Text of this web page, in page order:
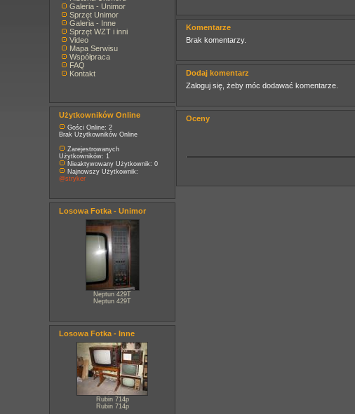
Galeria - Unimor
Sprzęt Unimor
Galeria - Inne
Sprzęt WZT i inni
Video
Mapa Serwisu
Współpraca
FAQ
Kontakt
Użytkowników Online
Gości Online: 2
Brak Użytkowników Online
Zarejestrowanych
Użytkowników: 1
Nieaktywowany Użytkownik: 0
Najnowszy Użytkownik:
@stryker
Losowa Fotka - Unimor
Neptun 429T
Neptun 429T
Losowa Fotka - Inne
Rubin 714p
Rubin 714p
Komentarze
Brak komentarzy.
Dodaj komentarz
Zaloguj się, żeby móc dodawać komentarze.
Oceny